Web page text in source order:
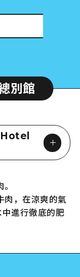
別館
肉，在涼爽的氣
進行徹底的肥